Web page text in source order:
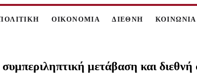
ΟΙΚΟΝΟΜΙΑ ΔΙΕΘΝΗ ΚΟΙΝΩΝΙΑ
μετάβαση και διεθνή